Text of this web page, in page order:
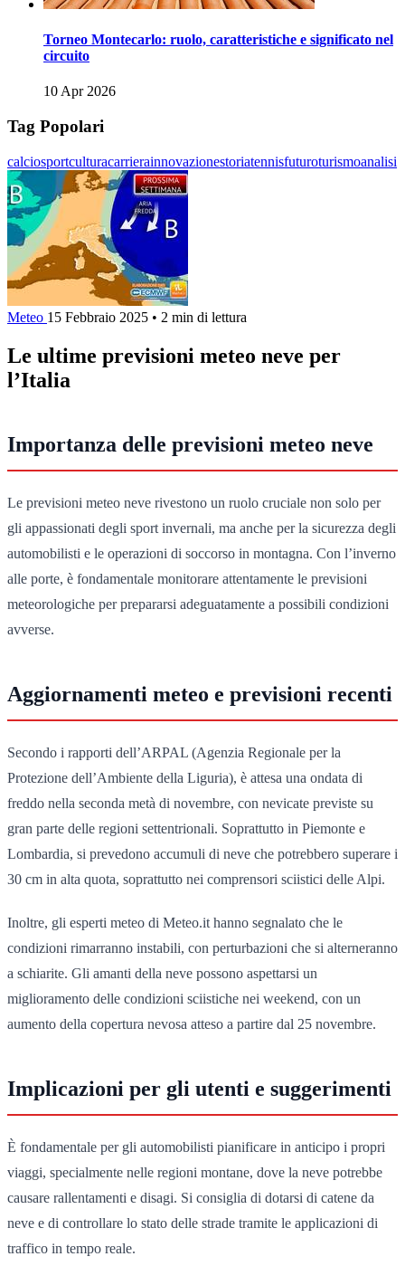
Torneo Montecarlo: ruolo, caratteristiche e significato nel
circuito
10 Apr 2026
Tag Popolari
calciosportculturacarrierainnovazionestoriatennisfuturoturismoanalisi
Meteo 15 Febbraio 2025 • 2 min di lettura
Le ultime previsioni meteo neve per
l’Italia
Importanza delle previsioni meteo neve
Le previsioni meteo neve rivestono un ruolo cruciale non solo per
gli appassionati degli sport invernali, ma anche per la sicurezza degli
automobilisti e le operazioni di soccorso in montagna. Con l’inverno
alle porte, è fondamentale monitorare attentamente le previsioni
meteorologiche per prepararsi adeguatamente a possibili condizioni
avverse.
Aggiornamenti meteo e previsioni recenti
Secondo i rapporti dell’ARPAL (Agenzia Regionale per la
Protezione dell’Ambiente della Liguria), è attesa una ondata di
freddo nella seconda metà di novembre, con nevicate previste su
gran parte delle regioni settentrionali. Soprattutto in Piemonte e
Lombardia, si prevedono accumuli di neve che potrebbero superare i
30 cm in alta quota, soprattutto nei comprensori sciistici delle Alpi.
Inoltre, gli esperti meteo di Meteo.it hanno segnalato che le
condizioni rimarranno instabili, con perturbazioni che si alterneranno
a schiarite. Gli amanti della neve possono aspettarsi un
miglioramento delle condizioni sciistiche nei weekend, con un
aumento della copertura nevosa atteso a partire dal 25 novembre.
Implicazioni per gli utenti e suggerimenti
È fondamentale per gli automobilisti pianificare in anticipo i propri
viaggi, specialmente nelle regioni montane, dove la neve potrebbe
causare rallentamenti e disagi. Si consiglia di dotarsi di catene da
neve e di controllare lo stato delle strade tramite le applicazioni di
traffico in tempo reale.